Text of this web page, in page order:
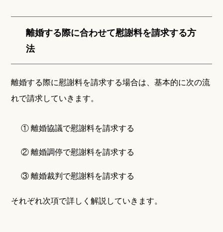
離婚する際に合わせて慰謝料を請求する方
法
離婚する際に慰謝料を請求する場合は、基本的に次の流
れで請求していきます。
① 離婚協議で慰謝料を請求する
② 離婚調停で慰謝料を請求する
③ 離婚裁判で慰謝料を請求する
それぞれ次項で詳しく解説していきます。